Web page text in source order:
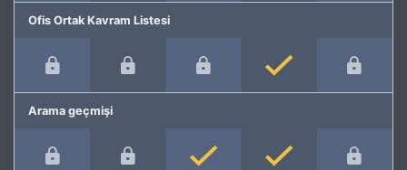
Ofis Ortak Kavram Listesi
Arama geçmişi